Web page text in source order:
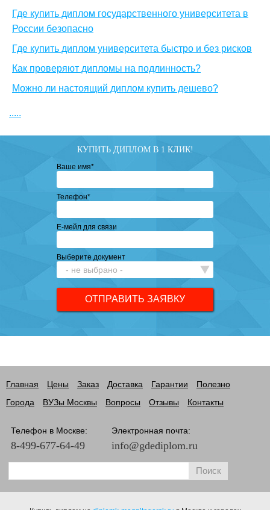
Где купить диплом государственного университета в
России безопасно
Где купить диплом университета быстро и без рисков
Как проверяют дипломы на подлинность?
Можно ли настоящий диплом купить дешево?
.....
КУПИТЬ ДИПЛОМ В 1 КЛИК!
Ваше имя*
Телефон*
Е-мейл для связи
Выберите документ
Главная Цены Заказ Доставка Гарантии
Полезно
Города
ВУЗы Москвы Вопросы Отзывы Контакты
Телефон в Москве:
8-499-677-64-49
Электронная почта:
info@gdediplom.ru